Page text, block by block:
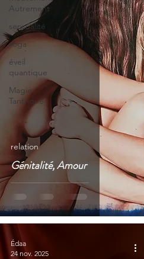
Autrement
sensualité
yoga
éveil
quantique
Magie
Tantrique
Génitalité, Amour
relation
Édaa
24 nov. 2025